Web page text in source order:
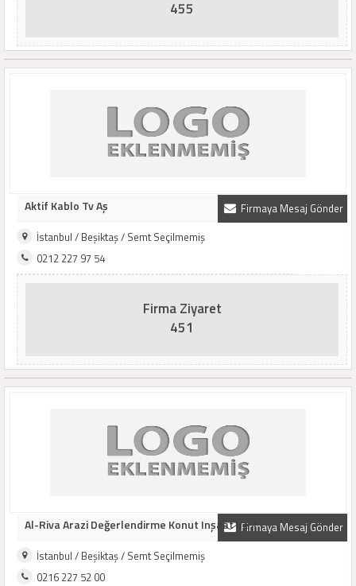
455
Firmaya Mesaj Gönder
Aktif Kablo Tv Aş
İstanbul / Beşiktaş / Semt Seçilmemiş
0212 227 97 54
Firma Ziyaret
451
Firmaya Mesaj Gönder
Al-Riva Arazi Değerlendirme Konut Inşaat Ve T..
İstanbul / Beşiktaş / Semt Seçilmemiş
0216 227 52 00